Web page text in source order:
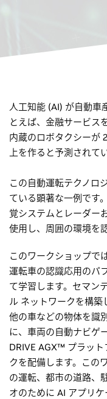
人工知能 (AI) が自動車
とえば、金融サービス
内蔵のロボタクシーが
上を作ると予測されて
この自動運転テクノロ
ている顕著な一例です
覚システムとレーダー
使用し、周囲の環境を
このワークショップで
運転車の認識応用のパ
て学習します。セマン
ル ネットワークを構築
他の車などの物体を識
に、車両の自動ナビゲ
DRIVE AGX™ プラッ
クを配備します。この
の運転、都市の道路、
オのために AI アプリ